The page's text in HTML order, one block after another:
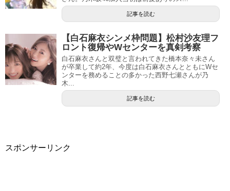
記事を読む
【白石麻衣シンメ枠問題】松村沙友理フ
ロント復帰やWセンターを真剣考察
白石麻衣さんと双璧と言われてきた橋本奈々未さん
が卒業して約2年、今度は白石麻衣さんとともにWセ
ンターを務めることの多かった西野七瀬さんが乃
木...
記事を読む
スポンサーリンク